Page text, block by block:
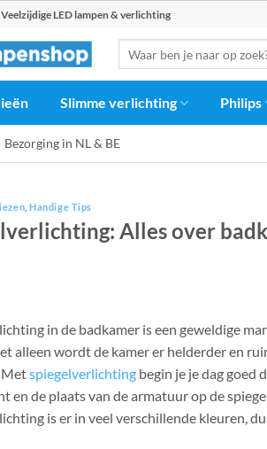
LED lampen & verlichting
naar:
Slimme verlichting Philips
Bezorging in NL & BE
,Handige Tips
Alles over
in de badkamer is een geweldige
alleen wordt de kamer er helderder en
Metspiegelverlichting begin je je dag goed
en de plaats van de armatuur op de
is er in veel verschillende kleuren,